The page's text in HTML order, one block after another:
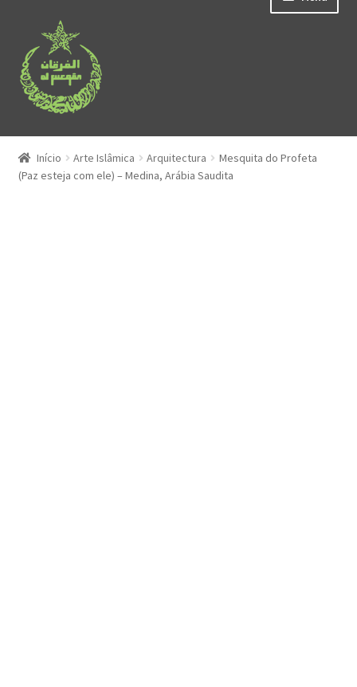
para
a
navegação
para
o
conteúdo
Quem Somos
Montra de Livros
Início Arte Islâmica Arquitectura
Mesquita do Profeta
(Paz esteja com ele) – Medina, Arábia Saudita